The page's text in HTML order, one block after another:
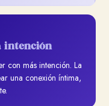
intención
con más intención. La
una conexión íntima,